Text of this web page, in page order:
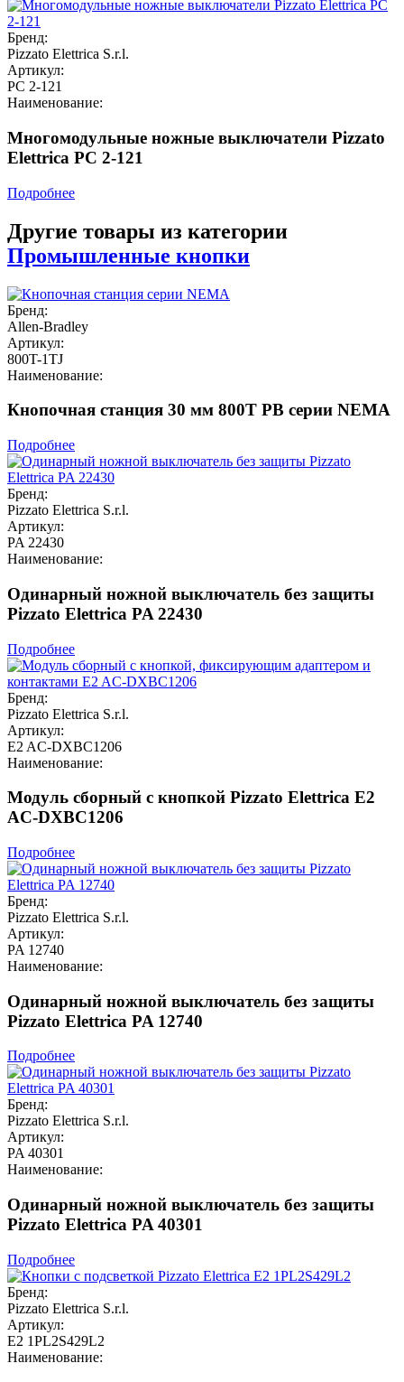
Бренд:
Pizzato Elettrica S.r.l.
Артикул:
PC 2-121
Наименование:
Многомодульные ножные выключатели Pizzato
Elettrica PC 2-121
Подробнее
Другие товары из категории
Промышленные кнопки
Бренд:
Allen-Bradley
Артикул:
800T-1TJ
Наименование:
Кнопочная станция 30 мм 800T PB серии NEMA
Подробнее
Бренд:
Pizzato Elettrica S.r.l.
Артикул:
PA 22430
Наименование:
Одинарный ножной выключатель без защиты
Pizzato Elettrica PA 22430
Подробнее
Бренд:
Pizzato Elettrica S.r.l.
Артикул:
E2 AC-DXBC1206
Наименование:
Модуль сборный с кнопкой Pizzato Elettrica E2
AC-DXBC1206
Подробнее
Бренд:
Pizzato Elettrica S.r.l.
Артикул:
PA 12740
Наименование:
Одинарный ножной выключатель без защиты
Pizzato Elettrica PA 12740
Подробнее
Бренд:
Pizzato Elettrica S.r.l.
Артикул:
PA 40301
Наименование:
Одинарный ножной выключатель без защиты
Pizzato Elettrica PA 40301
Подробнее
Бренд:
Pizzato Elettrica S.r.l.
Артикул:
E2 1PL2S429L2
Наименование: